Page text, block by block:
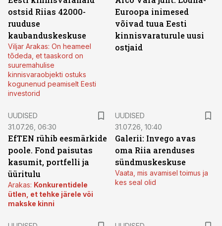
ostsid Riias 42000-
ruuduse
kaubanduskeskuse
Viljar Arakas: On heameel
tõdeda, et taaskord on
suuremahulise
kinnisvaraobjekti ostuks
kogunenud peamiselt Eesti
investorid
Euroopa inimesed
võivad tuua Eesti
kinnisvaraturule uusi
ostjaid
UUDISED
31.07.26, 06:30
EfTEN rühib eesmärkide
poole. Fond paisutas
kasumit, portfelli ja
üüritulu
Arakas: Konkurentidele
ütlen, et tehke järele või
makske kinni
UUDISED
31.07.26, 10:40
Galerii: Invego avas
oma Riia arenduses
sündmuskeskuse
Vaata, mis avamisel toimus ja
kes seal olid